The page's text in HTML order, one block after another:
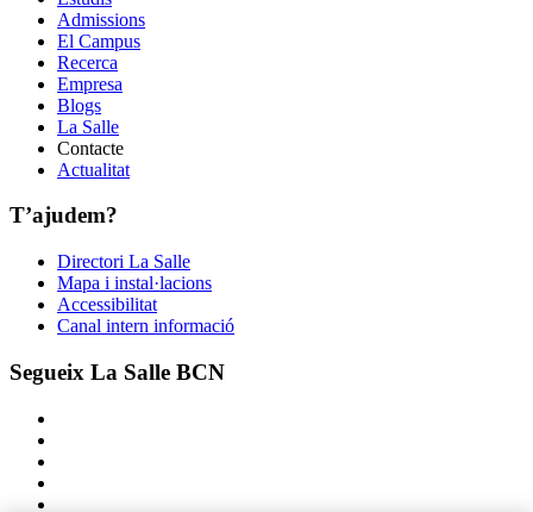
Admissions
El Campus
Recerca
Empresa
Blogs
La Salle
Contacte
Actualitat
T’ajudem?
Directori La Salle
Mapa i instal·lacions
Accessibilitat
Canal intern informació
Segueix La Salle BCN